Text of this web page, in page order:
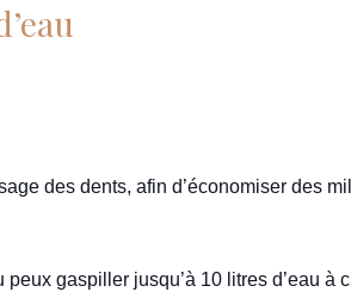
des dents, afin d’économiser des
gaspiller jusqu’à 10 litres d’eau à